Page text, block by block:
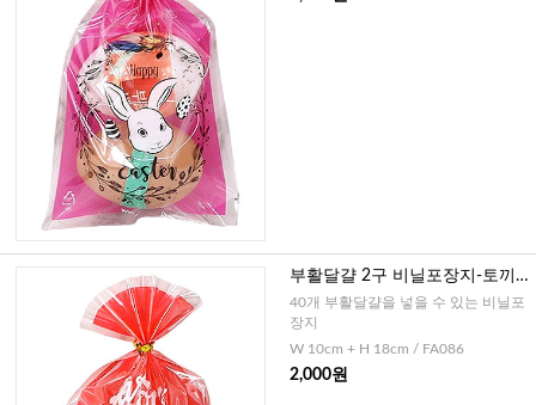
부활달걀 2구 비닐포장지-토끼
레드(20매)
40개 부활달걀을 넣을 수 있는 비닐포
장지
W 10cm + H 18cm / FA086
2,000원